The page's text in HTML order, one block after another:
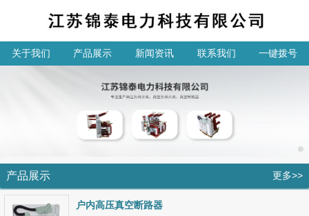
关于我们 产品展示 新闻资讯 联系我们 一键拨号
产品展示 更多>>
户内高压真空断路器